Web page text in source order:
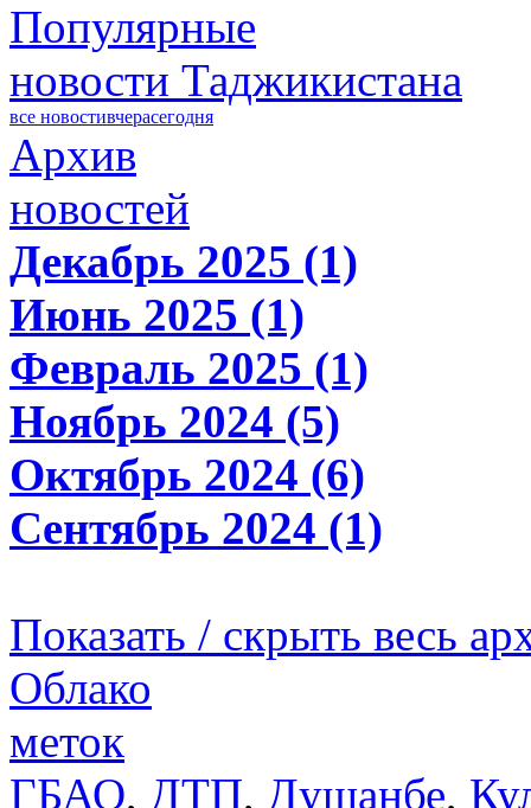
Популярные
новости Таджикистана
все новостивчерасегодня
Архив
новостей
Декабрь 2025 (1)
Июнь 2025 (1)
Февраль 2025 (1)
Ноябрь 2024 (5)
Октябрь 2024 (6)
Сентябрь 2024 (1)
Показать / скрыть весь
Облако
меток
ГБАО, ДТП, Душанбе,